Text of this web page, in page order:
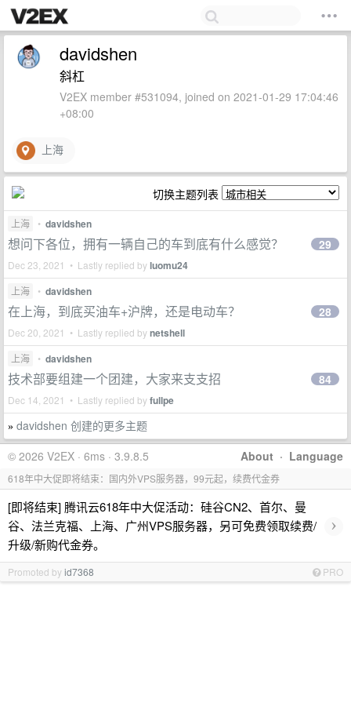
davidshen
斜杠
V2EX member #531094, joined on 2021-01-29 17:04:46
+08:00
上海
切换主题列表
上海 • davidshen
想问下各位，拥有一辆自己的车到底有什么感觉？
Dec 23, 2021 • Lastly replied byluomu24
29
上海 • davidshen
在上海，到底买油车+沪牌，还是电动车？
Dec 20, 2021 • Lastly replied bynetshell
28
上海 • davidshen
技术部要组建一个团建，大家来支支招
Dec 14, 2021 • Lastly replied byfullpe
84
» davidshen 创建的更多主题
About · Language
© 2026 V2EX · 6ms · 3.9.8.5
618年中大促即将结束：国内外VPS服务器，99元起，续费代金券
[即将结束] 腾讯云618年中大促活动：硅谷CN2、首尔、曼
谷、法兰克福、上海、广州VPS服务器，另可免费领取续费/
升级/新购代金券。
›
Promoted byid7368 PRO